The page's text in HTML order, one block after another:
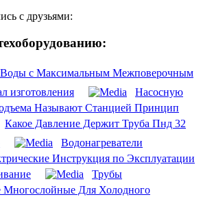
с друзьями:
с Максимальным Межповерочным
изготовления
Насосную
Называют Станцией Принцип
Какое Давление Держит Труба Пнд 32
Водонагреватели
Инструкция по Эксплуатации
Трубы
Для Холодного